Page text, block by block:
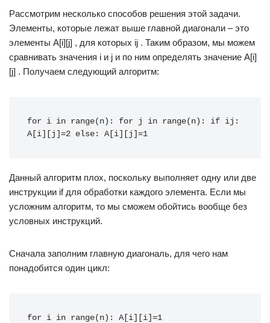
Рассмотрим несколько способов решения этой задачи.
Элементы, которые лежат выше главной диагонали – это
элементы A[i][j] , для которых ij . Таким образом, мы можем
сравнивать значения i и j и по ним определять значение A[i]
[j] . Получаем следующий алгоритм:
for i in range(n): for j in range(n): if ij:
A[i][j]=2 else: A[i][j]=1
Данный алгоритм плох, поскольку выполняет одну или две
инструкции if для обработки каждого элемента. Если мы
усложним алгоритм, то мы сможем обойтись вообще без
условных инструкций.
Сначала заполним главную диагональ, для чего нам
понадобится один цикл:
for i in range(n): A[i][i]=1